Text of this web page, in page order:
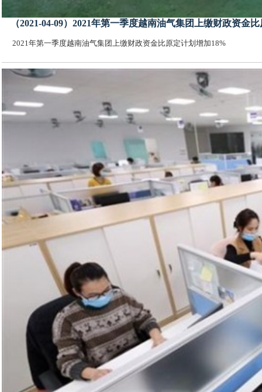
（2021-04-09）2021年第一季度越南油气集团上缴财政资金
2021年第一季度越南油气集团上缴财政资金比原定计划增加18%